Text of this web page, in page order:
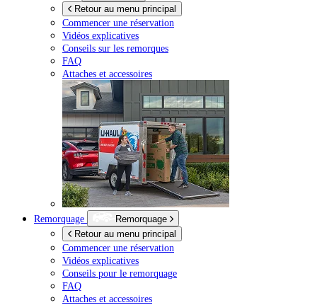
Retour au menu principal
Commencer une réservation
Vidéos explicatives
Conseils sur les remorques
FAQ
Attaches et accessoires
Remorquage
Remorquage
Retour au menu principal
Commencer une réservation
Vidéos explicatives
Conseils pour le remorquage
FAQ
Attaches et accessoires